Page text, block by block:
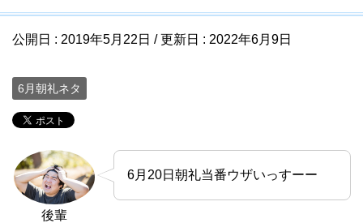
公開日 : 2019年5月22日 / 更新日 : 2022年6月9日
6月朝礼ネタ
後輩
6月20日朝礼当番ウザいっすーー